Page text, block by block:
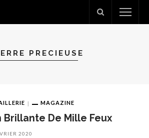
PRECIEUSE
MAGAZINE
Brillante De Mille Feux
2020